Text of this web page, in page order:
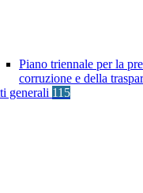
Piano triennale per la
corruzione e della
generali 115